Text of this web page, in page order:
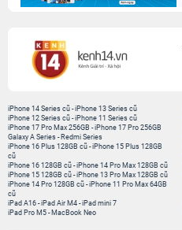
iPhone 14 Series cũ -iPhone 13 Series cũ
iPhone 12 Series cũ -iPhone 11 Series cũ
iPhone 17 Pro Max 256GB -iPhone 17 Pro 256GB
Galaxy A Series - Redmi Series
iPhone 16 Plus 128GB cũ -iPhone 15 Plus 128GB
cũ
iPhone 16 128GB cũ -iPhone 14 Pro Max 128GB cũ
iPhone 15 128GB cũ -iPhone 13 Pro Max 128GB cũ
iPhone 14 Pro 128GB cũ -iPhone 11 Pro Max 64GB
cũ
iPad A16 -iPad Air M4 -iPad mini 7
iPad Pro M5 - MacBook Neo